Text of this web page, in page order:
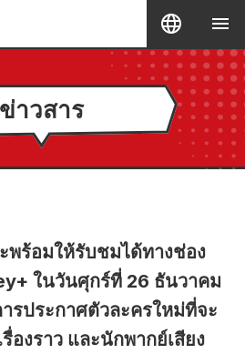
ข่าวสาร
พร้อมให้รับชมได้ทางช่อง
ในวันศุกร์ที่ 26 ธันวาคม
รประกาศตัวละครใหม่ที่จะ
องราว และนักพากย์เสียง